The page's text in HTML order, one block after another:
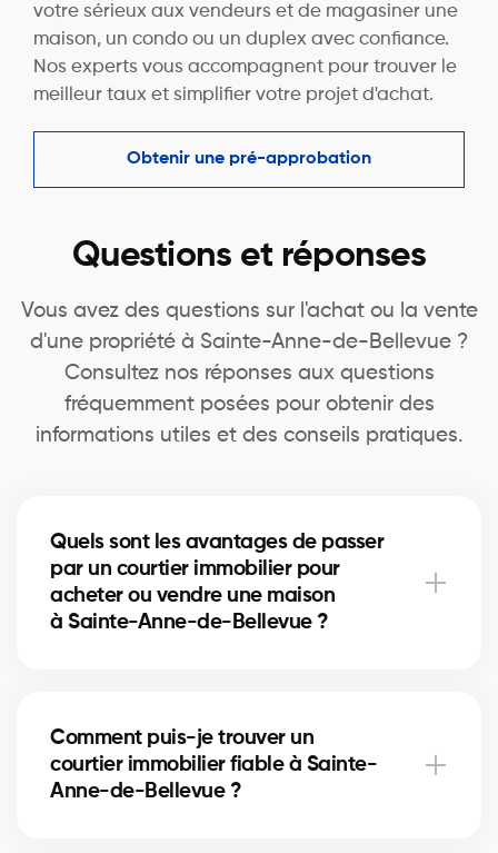
votre sérieux aux vendeurs et de magasiner une
maison, un condo ou un duplex avec confiance.
Nos experts vous accompagnent pour trouver le
meilleur taux et simplifier votre projet d'achat.
Obtenir une pré-approbation
Questions et réponses
Vous avez des questions sur l'achat ou la vente
d'une propriété à Sainte-Anne-de-Bellevue ?
Consultez nos réponses aux questions
fréquemment posées pour obtenir des
informations utiles et des conseils pratiques.
Quels sont les avantages de passer
par un courtier immobilier pour
acheter ou vendre une maison
à Sainte-Anne-de-Bellevue ?
de-Bellevue en offrant une expertise inégalée du
marché local, en négociant les meilleurs prix et
conditions, et en fournissant un soutien personnalisé
Comment puis-je trouver un
courtier immobilier fiable à Sainte-
Anne-de-Bellevue ?